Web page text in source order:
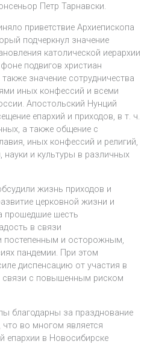
Петр Тарнавски.
приветствие Архиепископа
подчеркнул значение
католической иерархии
подвигов христиан
значение сотрудничества
иных конфессий и всеми
Апостольский Нунций
епархий и приходов, в т. ч.
а также общение с
иных конфессий и религий,
науки и культуры в различных
жизнь приходов и
церковной жизни и
прошедшие шесть
в связи
постепенным и осторожным,
пандемии. При этом
диспенсацию от участия в
связи с повышенным риском
благодарны за празднование
во многом является
епархии в Новосибирске